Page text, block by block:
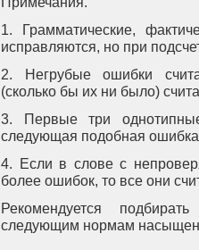
1. Грамматические,
исправляются, но при
2. Негрубые ошибки
(сколько бы их ни было)
3. Первые три
следующая подобная ошибка
4. Если в слове с
более ошибок, то все они
Рекомендуется
следующим нормам